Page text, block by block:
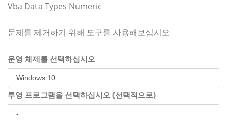
Vba Data Types Numeric
문제를 제거하기 위해 도구를 사용해보십시오
운영 체제를 선택하십시오
투영 프로그램을 선택하십시오 (선택적으로)